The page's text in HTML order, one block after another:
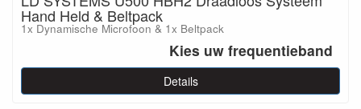
Hand Held & Beltpack
1x Dynamische Microfoon & 1x Beltpack
Kies uw frequentieband
Details